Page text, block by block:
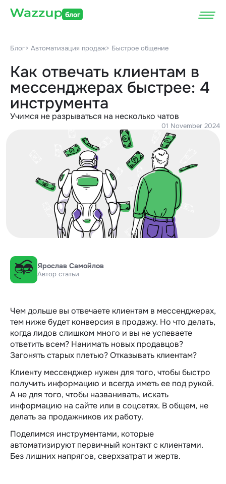
блог
Блог> Автоматизация продаж> Быстрое общение
Как отвечать клиентам в
мессенджерах быстрее: 4
инструмента
Учимся не разрываться на несколько чатов
01 November 2024
Ярослав Самойлов
Автор статьи
Чем дольше вы отвечаете клиентам в мессенджерах,
тем ниже будет конверсия в продажу. Но что делать,
когда лидов слишком много и вы не успеваете
ответить всем? Нанимать новых продавцов?
Загонять старых плетью? Отказывать клиентам?
Клиенту мессенджер нужен для того, чтобы быстро
получить информацию и всегда иметь ее под рукой.
А не для того, чтобы названивать, искать
информацию на сайте или в соцсетях. В общем, не
делать за продажников их работу.
Поделимся инструментами, которые
автоматизируют первичный контакт с клиентами.
Без лишних напрягов, сверхзатрат и жертв.